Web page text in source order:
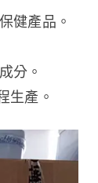
健產品。
分。
生產。